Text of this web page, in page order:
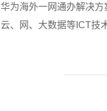
华为海外一网通办解决
云、网、大数据等ICT技